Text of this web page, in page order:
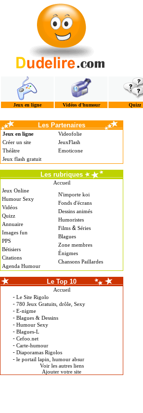
Jeux en ligne Vidéos d'humour Quizz
Les Partenaires
Jeux en ligne
Créer un site
Théâtre
Jeux flash gratuit
Videofolie
JeuxFlash
Emoticone
Les rubriques
Accueil
Jeux Online
Humour Sexy
Vidéos
Quizz
Annuaire
Images fun
PPS
Bétisiers
Citations
Agenda Humour
N'importe koi
Fonds d'écrans
Dessins animés
Humoristes
Films & Séries
Blagues
Zone membres
Énigmes
Chansons Paillardes
Le Top 10
Accueil
- Le Site Rigolo
- 780 Jeux Gratuits, drôle, Sexy
- E-nigme
- Blagues & Dessins
- Humour Sexy
- Blagues-L
- Cefoo.net
- Carte-humour
- Diaporamas Rigolos
- le portail lapin, humour absur
Voir les autres liens
Ajouter votre site